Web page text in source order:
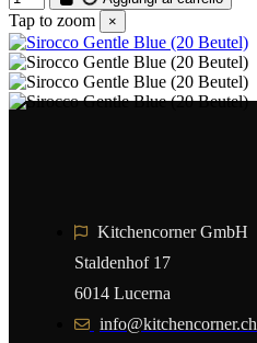
Tap to zoom ×
Kitchencorner GmbH
Staldenhof 17
6014 Lucerna
info@kitchencorner.ch